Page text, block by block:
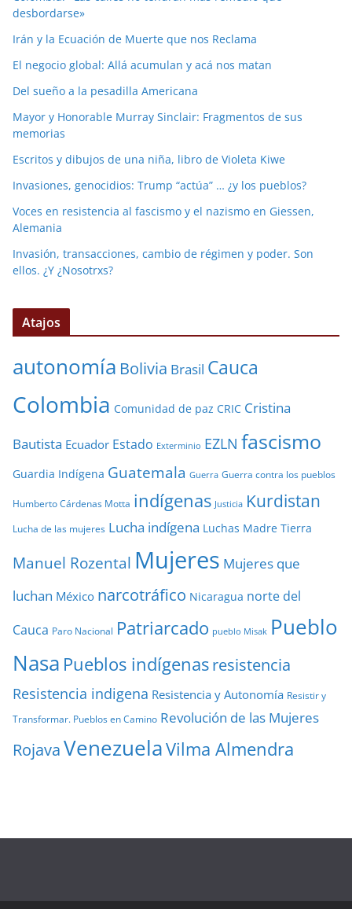
desbordarse»
Irán y la Ecuación de Muerte que nos Reclama
El negocio global: Allá acumulan y acá nos matan
Del sueño a la pesadilla Americana
Mayor y Honorable Murray Sinclair: Fragmentos de sus
memorias
Escritos y dibujos de una niña, libro de Violeta Kiwe
Invasiones, genocidios: Trump “actúa” … ¿y los pueblos?
Voces en resistencia al fascismo y el nazismo en Giessen,
Alemania
Invasión, transacciones, cambio de régimen y poder. Son
ellos. ¿Y ¿Nosotrxs?
Atajos
autonomía Bolivia Brasil Cauca
Colombia Comunidad de paz CRIC Cristina
Bautista Ecuador Estado Exterminio EZLN fascismo
Guardia Indígena Guatemala Guerra Guerra contra los pueblos
Humberto Cárdenas Motta indígenas Justicia Kurdistan
Lucha de las mujeres Lucha indígena Luchas Madre Tierra
Manuel Rozental Mujeres Mujeres que
luchan México narcotráfico Nicaragua norte del
Cauca Paro Nacional Patriarcado pueblo Misak Pueblo
Nasa Pueblos indígenasresistencia
Resistencia indigena Resistencia y Autonomía Resistir y
Transformar. Pueblos en Camino Revolución de las Mujeres
RojavaVenezuelaVilma Almendra